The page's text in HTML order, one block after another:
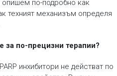
по-подробно как
техният механизъм определя
за по-прецизни терапии?
инхибитори не действат по